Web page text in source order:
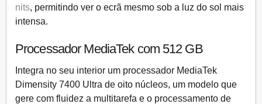
nits, permitindo ver o ecrã mesmo sob a luz do sol mais
intensa.
Processador MediaTek com 512 GB
Integra no seu interior um processador MediaTek
Dimensity 7400 Ultra de oito núcleos, um modelo que
gere com fluidez a multitarefa e o processamento de